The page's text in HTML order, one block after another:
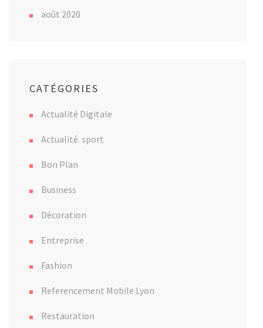
août 2020
CATÉGORIES
Actualité Digitale
Actualité. sport
Bon Plan
Business
Décoration
Entreprise
Fashion
Referencement Mobile Lyon
Restauration